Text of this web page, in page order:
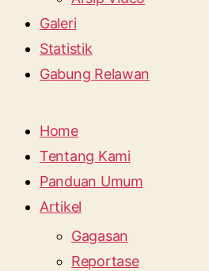
Galeri
Statistik
Gabung Relawan
Home
Tentang Kami
Panduan Umum
Artikel
Gagasan
Reportase